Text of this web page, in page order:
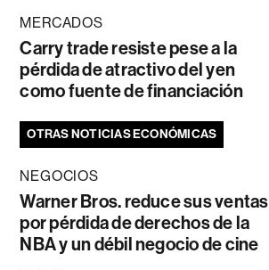
MERCADOS
Carry trade resiste pese a la
pérdida de atractivo del yen
como fuente de financiación
OTRAS NOTICIAS ECONÓMICAS
NEGOCIOS
Warner Bros. reduce sus ventas
por pérdida de derechos de la
NBA y un débil negocio de cine